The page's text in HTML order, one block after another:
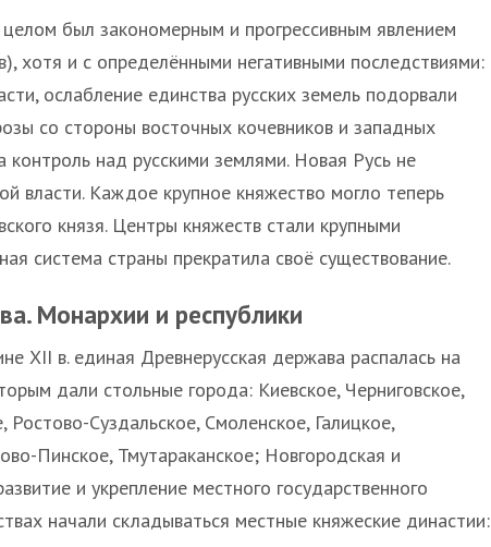
целом был закономерным и прогрессивным явлением
хотя и с определёнными негативными последствиями:
ослабление единства русских земель подорвали
со стороны восточных кочевников и западных
над русскими землями. Новая Русь не
власти. Каждое крупное княжество могло теперь
князя. Центры княжеств стали крупными
система страны прекратила своё существование.
Монархии и республики
ХІІ в. единая Древнерусская держава распалась на
дали стольные города: Киевское, Черниговское,
Суздальское, Смоленское, Галицкое,
Пинское, Тмутараканское; Новгородская и
и укрепление местного государственного
начали складываться местные княжеские династии: